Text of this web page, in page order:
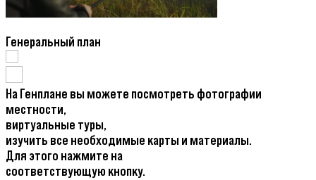
Генеральный план
На Генплане вы можете посмотреть фотографии
местности,
виртуальные туры,
изучить все необходимые карты и материалы.
Для этого нажмите на
соответствующую кнопку.